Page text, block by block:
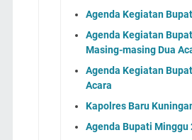
Agenda Kegiatan
Agenda Kegiatan
Masing-masing Dua
Agenda Kegiatan
Acara
Kapolres Baru
Agenda Bupati Minggu